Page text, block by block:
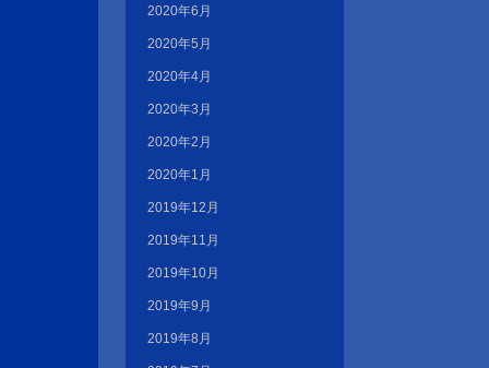
2020年6月
2020年5月
2020年4月
2020年3月
2020年2月
2020年1月
2019年12月
2019年11月
2019年10月
2019年9月
2019年8月